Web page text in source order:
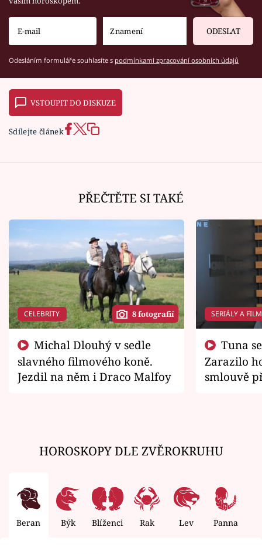
ODESLAT
Odesláním formuláře souhlasíte s podmínkami zpracování osobních údajů
VSTOUPIT DO DISKUZE
Sdílejte článek
PŘEČTĚTE SI TAKÉ
CELEBRITY 8 fotografií
slavného filmového koně.
Jezdil na něm i Draco Malfoy
SERIÁLY A
Zarazilo
smlouvě
HOROSKOPY DLE ZVĚROKRUHU
Beran Býk Blíženci Rak Lev Panna